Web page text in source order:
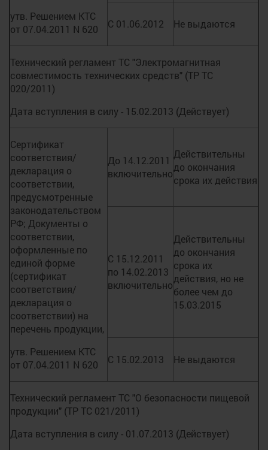
утв. Решением КТС
от 07.04.2011 N 620
С 01.06.2012 Не выдаются
Технический регламент ТС "Электромагнитная
совместимость технических средств" (ТР ТС
020/2011)
Дата вступления в силу - 15.02.2013 (Действует)
Сертификат
соответствия/
декларация о
соответствии,
предусмотренные
законодательством
РФ; Документы о
соответствии,
оформленные по
единой форме
(сертификат
соответствия/
декларация о
соответствии) на
перечень продукции,
утв. Решением КТС
от 07.04.2011 N 620
До 14.12.2011
включительно
Действительны
до окончания
срока их действия
С 15.12.2011
по 14.02.2013
включительно
Действительны
до окончания
срока их
действия, но не
более чем до
15.03.2015
С 15.02.2013 Не выдаются
Технический регламент ТС "О безопасности пищевой
продукции" (ТР ТС 021/2011)
Дата вступления в силу - 01.07.2013 (Действует)